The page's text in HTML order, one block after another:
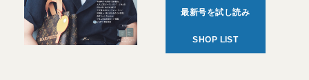
最新号を試し読み
SHOP LIST